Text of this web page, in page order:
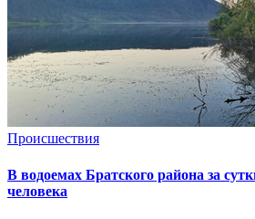
Происшествия
В водоемах Братского района за
человека